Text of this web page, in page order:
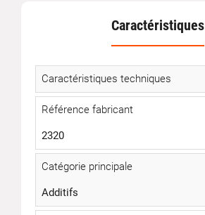
Caractéristiques
Caractéristiques techniques
Référence fabricant
2320
Catégorie principale
Additifs